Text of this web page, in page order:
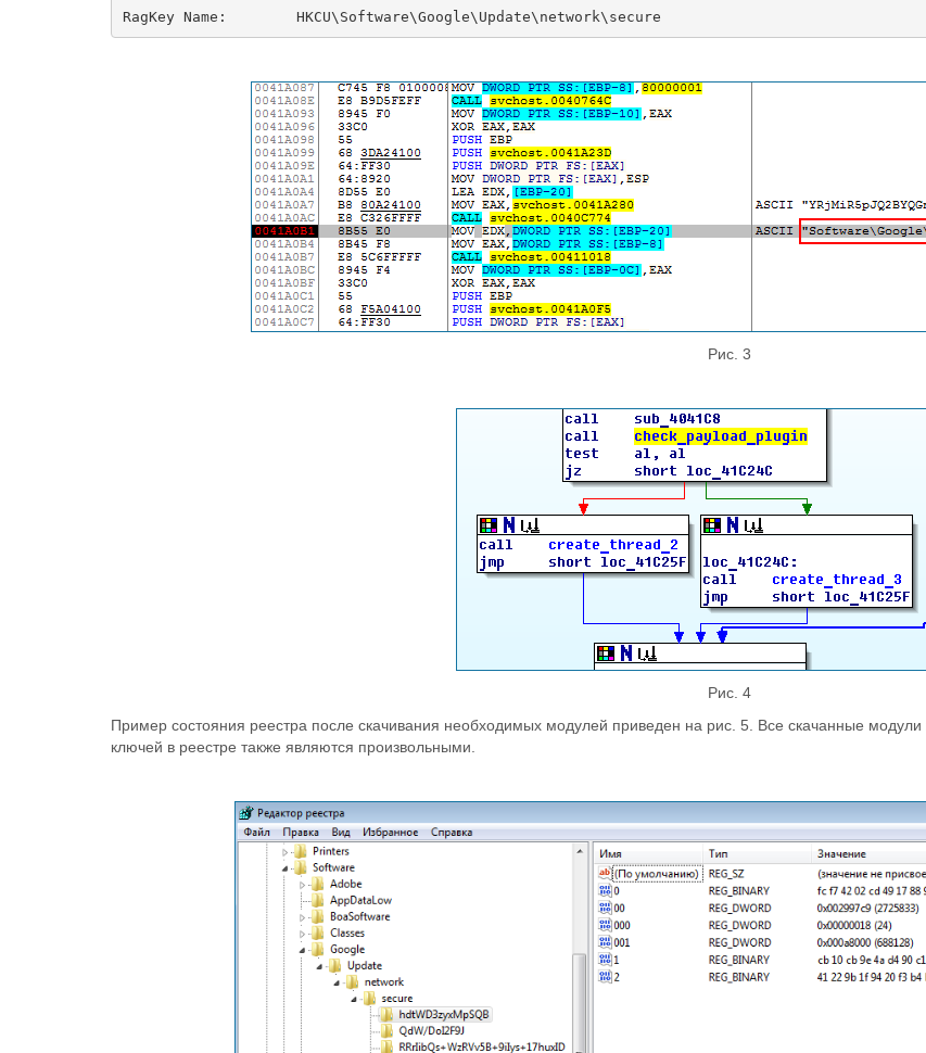
Рис. 3
Рис. 4
Пример состояния реестра после скачивания необходимых модулей приведен на рис. 5. Все скачанные
ключей в реестре также являются произвольными.